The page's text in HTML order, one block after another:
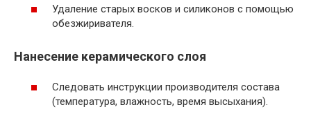
Удаление старых восков и силиконов с помощью
обезжиривателя.
Нанесение керамического слоя
Следовать инструкции производителя состава
(температура, влажность, время высыхания).